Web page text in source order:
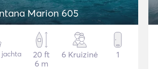
Marion 605
20 ft
6 m
6 Kruizinė 1